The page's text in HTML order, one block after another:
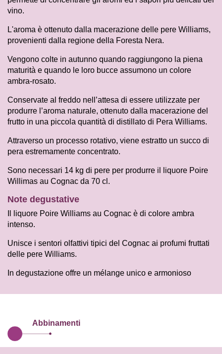
vino.
L'aroma è ottenuto dalla macerazione delle pere Williams,
provenienti dalla regione della Foresta Nera.
Vengono colte in autunno quando raggiungono la piena
maturità e quando le loro bucce assumono un colore
ambra-rosato.
Conservate al freddo nell’attesa di essere utilizzate per
produrre l’aroma naturale, ottenuto dalla macerazione del
frutto in una piccola quantità di distillato di Pera Williams.
Attraverso un processo rotativo, viene estratto un succo di
pera estremamente concentrato.
Sono necessari 14 kg di pere per produrre il liquore Poire
Willimas au Cognac da 70 cl.
Note degustative
Il liquore Poire Williams au Cognac è di colore ambra
intenso.
Unisce i sentori olfattivi tipici del Cognac ai profumi fruttati
delle pere Williams.
In degustazione offre un mélange unico e armonioso
Abbinamenti